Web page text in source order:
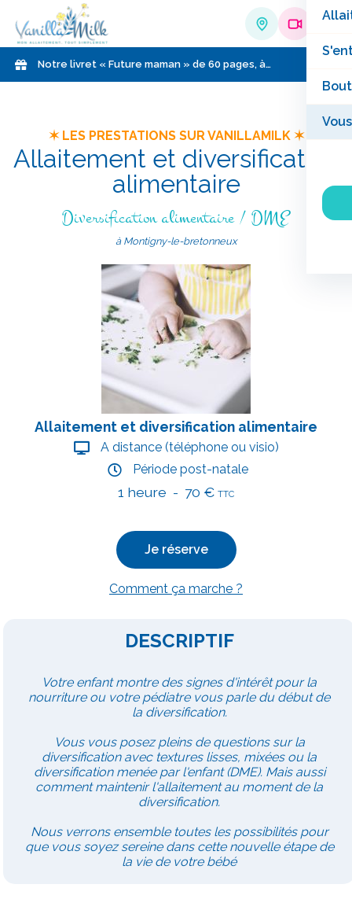
Notre livret « Future maman » de 60 pages, à
✶ LES PRESTATIONS SUR VANILLAMILK ✶
Allaitement et diversification
alimentaire
Diversification alimentaire / DME
à Montigny-le-bretonneux
Allaitement et diversification alimentaire
A distance (téléphone ou visio)
Période post-natale
1 heure - 70 € TTC
Je réserve
Comment ça marche ?
DESCRIPTIF
Votre enfant montre des signes d'intérêt pour la
nourriture ou votre pédiatre vous parle du début de
la diversification.
Vous vous posez pleins de questions sur la
diversification avec textures lisses, mixées ou la
diversification menée par l'enfant (DME). Mais aussi
comment maintenir l'allaitement au moment de la
diversification.
Nous verrons ensemble toutes les possibilités pour
que vous soyez sereine dans cette nouvelle étape de
la vie de votre bébé